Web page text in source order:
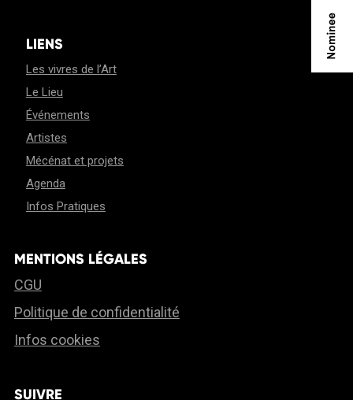
LIENS
Les vivres de l’Art
Le Lieu
Événements
Artistes
Mécénat et projets
Agenda
Infos Pratiques
MENTIONS LÉGALES
CGU
Politique de confidentialité
Infos cookies
SUIVRE